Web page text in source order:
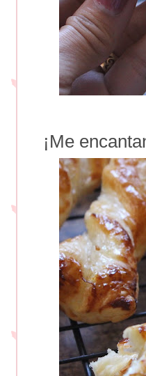
¡Me